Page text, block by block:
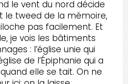
le vent du nord décide
le tweed de la mémoire,
pas facilement. Et
je vois les bâtiments
: l’église unie qui
de l’Épiphanie qui a
elle se tait. On ne